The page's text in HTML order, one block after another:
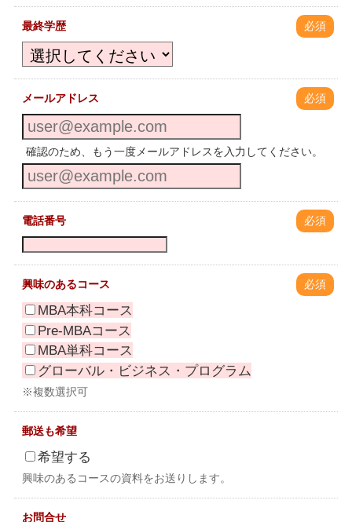
最終学歴 必須
メールアドレス 必須
確認のため、もう一度メールアドレスを入力してください。
電話番号 必須
興味のあるコース 必須
MBA本科コース
Pre-MBAコース
MBA単科コース
グローバル・ビジネス・プログラム
※複数選択可
郵送も希望
希望する
興味のあるコースの資料をお送りします。
お問合せ